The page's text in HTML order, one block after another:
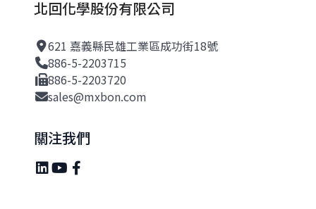
北回化學股份有限公司
621 嘉義縣民雄工業區成功街18號
886-5-2203715
886-5-2203720
sales@mxbon.com
關注我們